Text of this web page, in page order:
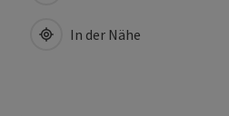
In der Nähe